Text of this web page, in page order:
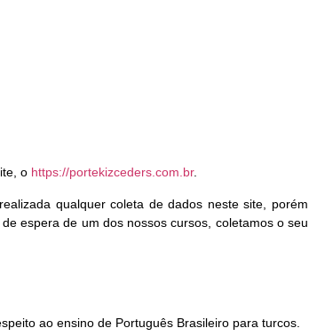
o https://portekizceders.com.br.
qualquer coleta de dados neste site, porém
espera de um dos nossos cursos, coletamos o seu
ao ensino de Português Brasileiro para turcos.